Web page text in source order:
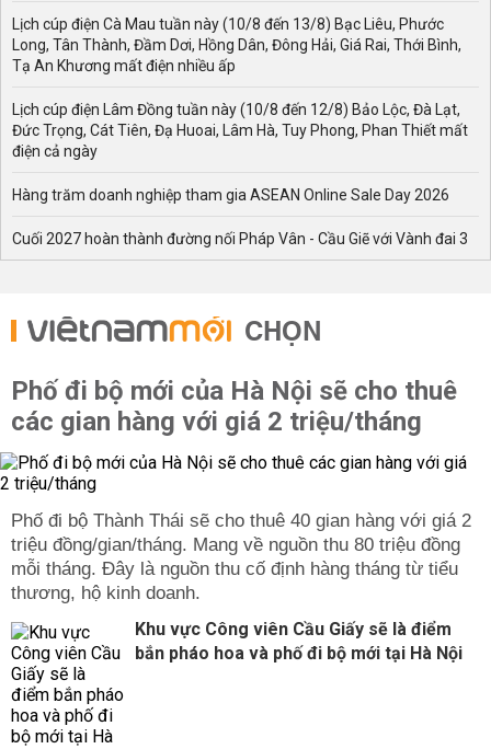
lộ 2, đường cao tốc Hà Nội - Lào Cai và đường sắt Hà
Nội - Lào Cai đi qua trên địa bàn. Có 4 dòng chính chảy
qua địa phận tỉnh Vĩnh Phúc gồm có: sông Hồng, sông
tuyến đường thuỷ quan trọng, thuận lợi cho tàu bè.
Chi tiết về bản đồ quy hoạch Vĩnh Phúc
Bản đồ quy hoạch giao thông tỉnh Vĩnh Phúc được thể
hiện trong bản đồ quy hoạch tỉnh Vĩnh Phúc.
hoạch tổng thể phát triển kinh tế - xã hội tỉnh Vĩnh Phúc
đến năm 2020.
Theo quyết định 113 nói trên, quy hoạch giao thông tỉnh
Vĩnh Phúc cụ thể như sau:
Giao thông vận tải
- Cơ bản hình thành khung hạ tầng giao thông trong giai
đoạn đến năm 2020, bao gồm hệ thống giao thông đối
ngoại và giao thông kết nối giữa các địa bàn trong tỉnh
với hệ thống giao thông đối ngoại, trên cơ sở đảm bảo
quản lý tốt hành lang giao thông đối ngoại trong định
hướng bố trí không gian kinh tế - xã hội thống nhất trên
- Từng bước hiện đại hóa mạng giao thông nội tỉnh đảm
bảo nâng cao năng lực thông qua, tăng tốc độ lưu thông,
đảm bảo an toàn giao thông trên toàn hệ thống.
- Quản lý và tổ chức tốt, nâng cấp giao thông đô thị tại
Lịch cúp điện Cà Mau tuần này (10/8 đến 13/8) Bạc Liêu, Phước
Long, Tân Thành, Đầm Dơi, Hồng Dân, Đông Hải, Giá Rai, Thới Bình,
Tạ An Khương mất điện nhiều ấp
Lịch cúp điện Lâm Đồng tuần này (10/8 đến 12/8) Bảo Lộc, Đà Lạt,
Đức Trọng, Cát Tiên, Đạ Huoai, Lâm Hà, Tuy Phong, Phan Thiết mất
điện cả ngày
Hàng trăm doanh nghiệp tham gia ASEAN Online Sale Day 2026
Cuối 2027 hoàn thành đường nối Pháp Vân - Cầu Giẽ với Vành đai 3
CHỌN
Phố đi bộ mới của Hà Nội sẽ cho thuê
các gian hàng với giá 2 triệu/tháng
Phố đi bộ Thành Thái sẽ cho thuê 40 gian hàng với giá 2
triệu đồng/gian/tháng. Mang về nguồn thu 80 triệu đồng
mỗi tháng. Đây là nguồn thu cố định hàng tháng từ tiểu
thương, hộ kinh doanh.
Khu vực Công viên Cầu Giấy sẽ là điểm
bắn pháo hoa và phố đi bộ mới tại Hà Nội